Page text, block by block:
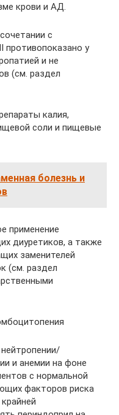
крови и АД.
с
противопоказано у
и не
(см. раздел
калия,
соли и пищевые
болезнь и
применение
диуретиков, а также
заменителей
(см. раздел
и анемии на фоне
с нормальной
факторов риска